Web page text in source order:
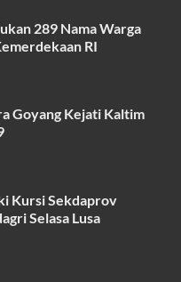
289 Nama Warga
RI
Goyang Kejati Kaltim
Kursi Sekdaprov
Selasa Lusa